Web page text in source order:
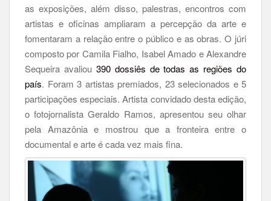
as exposições, além disso, palestras, encontros com
artistas e oficinas ampliaram a percepção da arte e
fomentaram a relação entre o público e as obras. O júri
composto por Camila Fialho, Isabel Amado e Alexandre
Sequeira avaliou 390 dossiês de todas as regiões do
país. Foram 3 artistas premiados, 23 selecionados e 5
participações especiais. Artista convidado desta edição,
o fotojornalista Geraldo Ramos, apresentou seu olhar
pela Amazônia e mostrou que a fronteira entre o
documental e arte é cada vez mais fina.